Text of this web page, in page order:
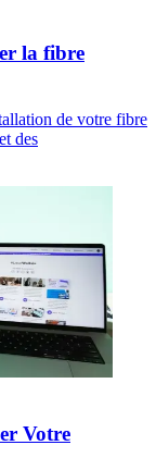
la fibre
de votre fibre
des
Votre